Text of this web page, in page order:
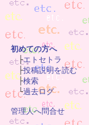
初めての方へ
├エトセトラ
├投稿説明を読む
├検索
└過去ログ
管理人へ問合せ